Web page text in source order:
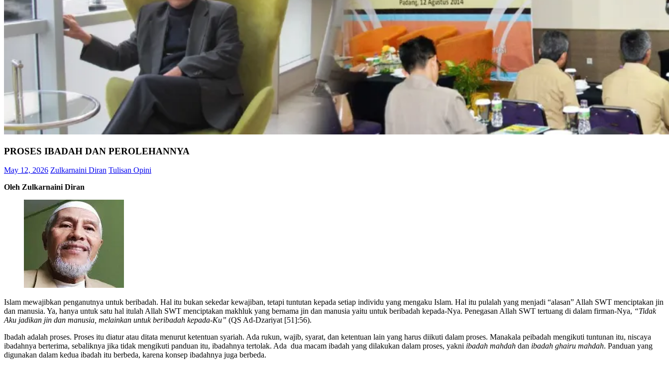
PROSES IBADAH DAN PEROLEHANNYA
May 12, 2026 Zulkarnaini Diran Tulisan Opini
Oleh Zulkarnaini Diran
Islam mewajibkan penganutnya untuk beribadah. Hal itu bukan sekedar kewajiban, tetapi tuntutan kepada setiap individu yang mengaku Islam. Hal itu pulalah yang menjadi “alasan” Allah SWT menciptakan jin
dan manusia. Ya, hanya untuk satu hal itulah Allah SWT menciptakan makhluk yang bernama jin dan manusia yaitu untuk beribadah kepada-Nya. Penegasan Allah SWT tertuang di dalam firman-Nya, “Tidak
Aku jadikan jin dan manusia, melainkan untuk beribadah kepada-Ku” (QS Ad-Dzariyat [51]:56).
Ibadah adalah proses. Proses itu diatur atau ditata menurut ketentuan syariah. Ada rukun, wajib, syarat, dan ketentuan lain yang harus diikuti dalam proses. Manakala peibadah mengikuti tuntunan itu, niscaya
ibadahnya berterima, sebaliknya jika tidak mengikuti panduan itu, ibadahnya tertolak. Ada dua macam ibadah yang dilakukan dalam proses, yakni ibadah mahdah dan ibadah ghairu mahdah. Panduan yang
digunakan dalam kedua ibadah itu berbeda, karena konsep ibadahnya juga berbeda.